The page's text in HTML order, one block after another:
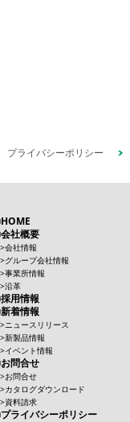
プライバシーポリシー
HOME
会社概要
会社情報
グループ会社情報
事業所情報
沿革
採用情報
新着情報
ニュースリリース
新製品情報
イベント情報
お問合せ
お問合せ
カタログダウンロード
資料請求
プライバシーポリシー